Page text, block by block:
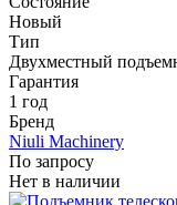
Новый
Тип
Двухместный
Гарантия
1 год
Бренд
Niuli Machinery
По запросу
Нет в наличии